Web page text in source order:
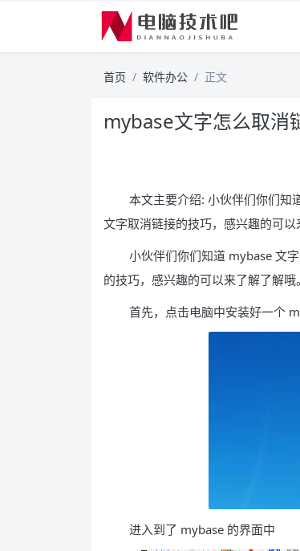
首页 软件办公 正文
mybase文字怎么取消
本文主要介绍: 小伙伴们你们知
文字取消链接的技巧，感兴趣的可以
小伙伴们你们知道 mybase 文
的技巧，感兴趣的可以来了解了解哦。
首先，点击电脑中安装好一个
进入到了 mybase 的界面中